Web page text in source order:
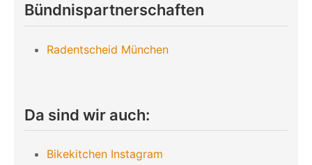
Bündnispartnerschaften
Radentscheid München
Da sind wir auch:
Bikekitchen Instagram